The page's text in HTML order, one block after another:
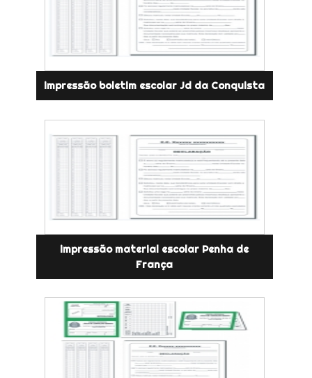
impressão boletim escolar Jd da Conquista
impressão material escolar Penha de
França